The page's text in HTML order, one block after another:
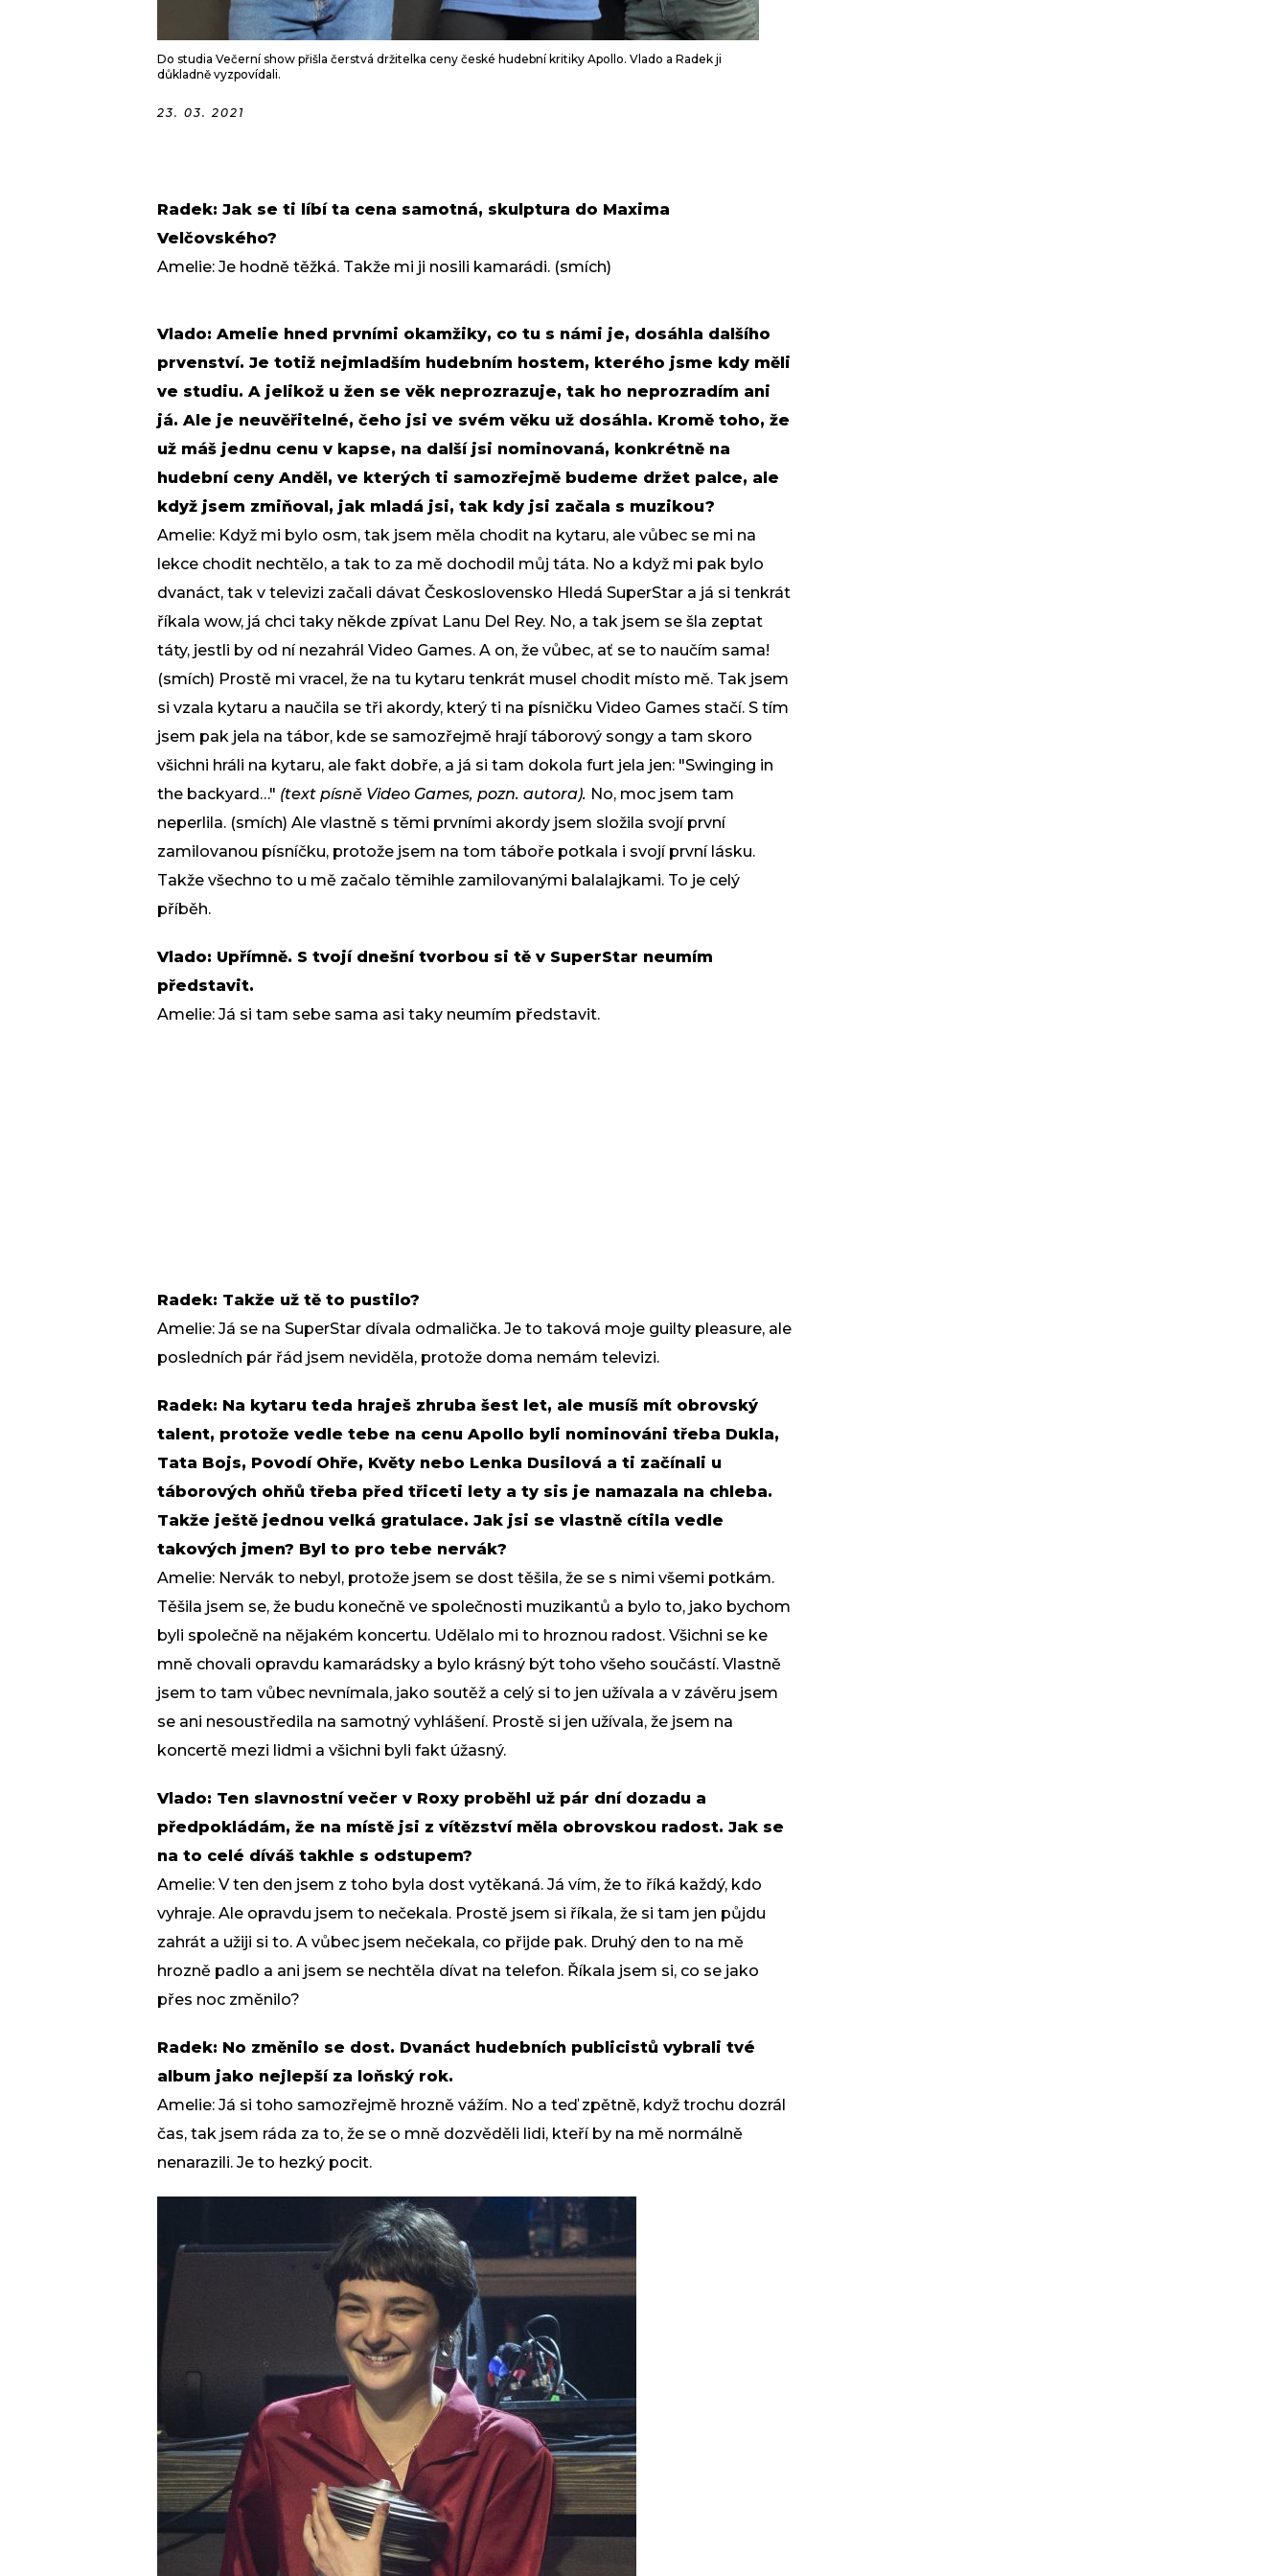
Do studia Večerní show přišla čerstvá držitelka ceny české hudební kritiky Apollo. Vlado a Radek ji
důkladně vyzpovídali.
23. 03. 2021
Radek: Jak se ti líbí ta cena samotná, skulptura do Maxima
Velčovského?
Amelie: Je hodně těžká. Takže mi ji nosili kamarádi. (smích)
Vlado: Amelie hned prvními okamžiky, co tu s námi je, dosáhla dalšího
prvenství. Je totiž nejmladším hudebním hostem, kterého jsme kdy měli
ve studiu. A jelikož u žen se věk neprozrazuje, tak ho neprozradím ani
já. Ale je neuvěřitelné, čeho jsi ve svém věku už dosáhla. Kromě toho, že
už máš jednu cenu v kapse, na další jsi nominovaná, konkrétně na
hudební ceny Anděl, ve kterých ti samozřejmě budeme držet palce, ale
když jsem zmiňoval, jak mladá jsi, tak kdy jsi začala s muzikou?
Amelie: Když mi bylo osm, tak jsem měla chodit na kytaru, ale vůbec se mi na
lekce chodit nechtělo, a tak to za mě dochodil můj táta. No a když mi pak bylo
dvanáct, tak v televizi začali dávat Československo Hledá SuperStar a já si tenkrát
říkala wow, já chci taky někde zpívat Lanu Del Rey. No, a tak jsem se šla zeptat
táty, jestli by od ní nezahrál Video Games. A on, že vůbec, ať se to naučím sama!
(smích) Prostě mi vracel, že na tu kytaru tenkrát musel chodit místo mě. Tak jsem
si vzala kytaru a naučila se tři akordy, který ti na písničku Video Games stačí. S tím
jsem pak jela na tábor, kde se samozřejmě hrají táborový songy a tam skoro
všichni hráli na kytaru, ale fakt dobře, a já si tam dokola furt jela jen: "Swinging in
the backyard…" (text písně Video Games, pozn. autora). No, moc jsem tam
neperlila. (smích) Ale vlastně s těmi prvními akordy jsem složila svojí první
zamilovanou písníčku, protože jsem na tom táboře potkala i svojí první lásku.
Takže všechno to u mě začalo těmihle zamilovanými balalajkami. To je celý
příběh.
Vlado: Upřímně. S tvojí dnešní tvorbou si tě v SuperStar neumím
představit.
Amelie: Já si tam sebe sama asi taky neumím představit.
Radek: Takže už tě to pustilo?
Amelie: Já se na SuperStar dívala odmalička. Je to taková moje guilty pleasure, ale
posledních pár řád jsem neviděla, protože doma nemám televizi.
Radek: Na kytaru teda hraješ zhruba šest let, ale musíš mít obrovský
talent, protože vedle tebe na cenu Apollo byli nominováni třeba Dukla,
Tata Bojs, Povodí Ohře, Květy nebo Lenka Dusilová a ti začínali u
táborových ohňů třeba před třiceti lety a ty sis je namazala na chleba.
Takže ještě jednou velká gratulace. Jak jsi se vlastně cítila vedle
takových jmen? Byl to pro tebe nervák?
Amelie: Nervák to nebyl, protože jsem se dost těšila, že se s nimi všemi potkám.
Těšila jsem se, že budu konečně ve společnosti muzikantů a bylo to, jako bychom
byli společně na nějakém koncertu. Udělalo mi to hroznou radost. Všichni se ke
mně chovali opravdu kamarádsky a bylo krásný být toho všeho součástí. Vlastně
jsem to tam vůbec nevnímala, jako soutěž a celý si to jen užívala a v závěru jsem
se ani nesoustředila na samotný vyhlášení. Prostě si jen užívala, že jsem na
koncertě mezi lidmi a všichni byli fakt úžasný.
Vlado: Ten slavnostní večer v Roxy proběhl už pár dní dozadu a
předpokládám, že na místě jsi z vítězství měla obrovskou radost. Jak se
na to celé díváš takhle s odstupem?
Amelie: V ten den jsem z toho byla dost vytěkaná. Já vím, že to říká každý, kdo
vyhraje. Ale opravdu jsem to nečekala. Prostě jsem si říkala, že si tam jen půjdu
zahrát a užiji si to. A vůbec jsem nečekala, co přijde pak. Druhý den to na mě
hrozně padlo a ani jsem se nechtěla dívat na telefon. Říkala jsem si, co se jako
přes noc změnilo?
Radek: No změnilo se dost. Dvanáct hudebních publicistů vybrali tvé
album jako nejlepší za loňský rok.
Amelie: Já si toho samozřejmě hrozně vážím. No a teď zpětně, když trochu dozrál
čas, tak jsem ráda za to, že se o mně dozvěděli lidi, kteří by na mě normálně
nenarazili. Je to hezký pocit.